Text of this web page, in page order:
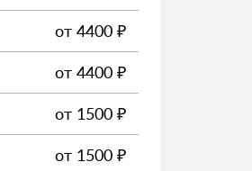
от 4400 ₽
от 4400 ₽
от 1500 ₽
от 1500 ₽